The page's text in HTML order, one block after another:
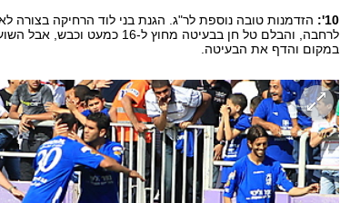
10':
הזדמנות טובה נוספת לר"ג. הגנת בני לוד הרחיקה בצורה
לרחבה, והבלם טל חן בבעיטה מחוץ ל-16
במקום והדף את הבעיטה.